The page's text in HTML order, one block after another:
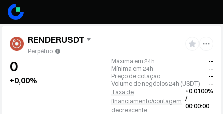
RENDERUSDT
Perpétuo
0
+0,00%
Máxima em 24h
--
Mínima em 24h
--
Preço de cotação
--
Volume de negócios 24h (USDT)
--
Taxa de
financiamento/contagem
decrescente
+0,0100%
/
00:00:00